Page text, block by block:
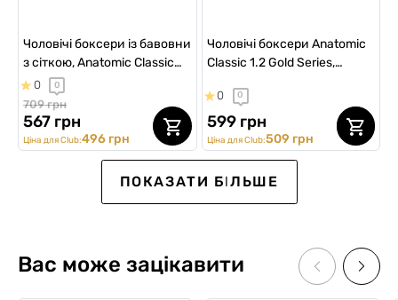
Чоловічі боксери із бавовни
з сіткою, Anatomic Classic
Light, Silver Series, жовтий
0 0
709 грн
567 грн
Ціна для Club:496 грн
Чоловічі боксери Anatomic
Classic 1.2 Gold Series,
0 0
599 грн
Ціна для Club:509 грн
SALE -15%
SALE -20%
ПОКАЗАТИ БІЛЬШЕ
Вас може зацікавити